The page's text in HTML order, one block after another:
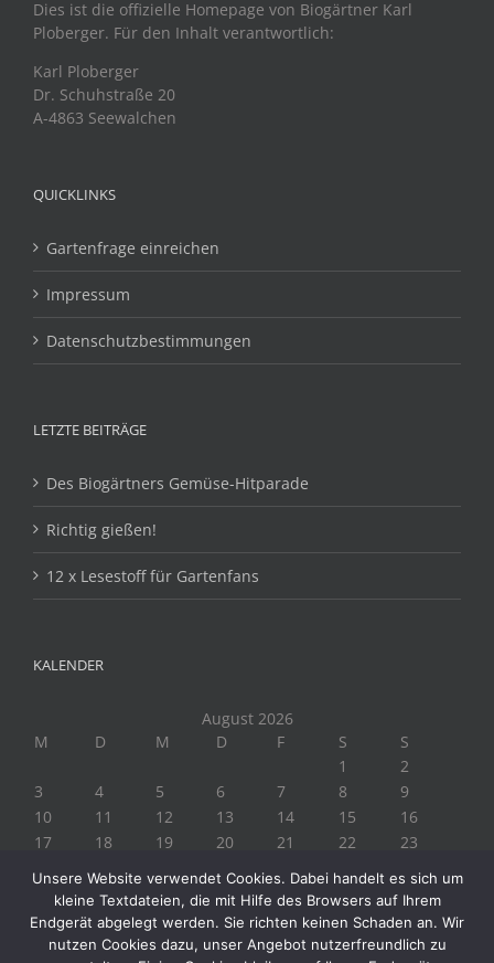
Dies ist die offizielle Homepage von Biogärtner Karl
Ploberger. Für den Inhalt verantwortlich:
Karl Ploberger
Dr. Schuhstraße 20
A-4863 Seewalchen
QUICKLINKS
Gartenfrage einreichen
Impressum
Datenschutzbestimmungen
LETZTE BEITRÄGE
Des Biogärtners Gemüse-Hitparade
Richtig gießen!
12 x Lesestoff für Gartenfans
KALENDER
August 2026
M
D M D F S
S
1
2
3
4 5 6 7 8
9
10
11 12 13 14 15
16
17
18 19 20 21 22
23
« Juli
Unsere Website verwendet Cookies. Dabei handelt es sich um
kleine Textdateien, die mit Hilfe des Browsers auf Ihrem
Endgerät abgelegt werden. Sie richten keinen Schaden an. Wir
nutzen Cookies dazu, unser Angebot nutzerfreundlich zu